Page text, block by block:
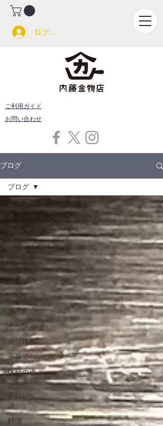
ログイン
ご利用ガイド
お問い合わせ
ブログ
全ての記
事
フライパ
ン
ブログ
商品紹介
イベント
南部鉄器
子育て
休日の過
ごし方
テレビ出
演
料理
ブログ